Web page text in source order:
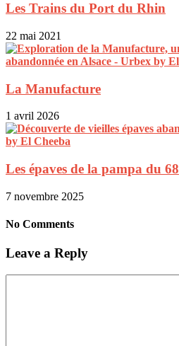
Les Trains du Port du Rhin
22 mai 2021
La Manufacture
1 avril 2026
Les épaves de la pampa du 68
7 novembre 2025
No Comments
Leave a Reply